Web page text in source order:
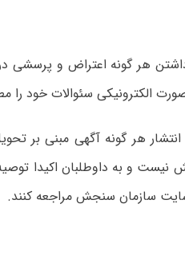
هر گونه اعتراض و پرسشی
هر گونه آگهی مبنی بر
نیست و به داوطلبان اکیدا
سازمان سنجش مراجعه کنند.